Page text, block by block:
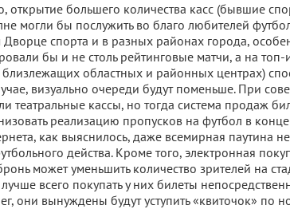
открытие большего количества касс (бывшие
могли бы послужить во благо любителей
спорта и в разных районах города,
бы и не столь рейтинговые матчи, а на
областных и районных центрах)
визуально очереди будут поменьше. При
театральные кассы, но тогда система продаж
реализацию пропусков на футбол в
как выяснилось, даже всемирная паутина
действа. Кроме того, электронная
может уменьшить количество зрителей на
всего покупать у них билеты
они вынуждены будут уступить «квиточок» по